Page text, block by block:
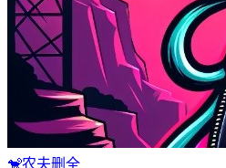
🐒农夫删全